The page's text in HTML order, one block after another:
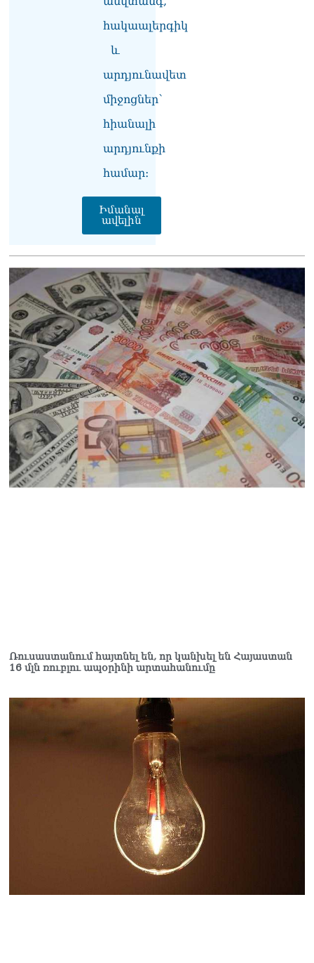
հակաալերգիկ
և
արդյունավետ
միջոցներ՝
հիանալի
արդյունքի
համար։
Իմանալ
ավելին
Ռուսաստանում հայտնել են, որ կանխել են Հայաստան
16 մլն ռուբլու ապօրինի արտահանումը